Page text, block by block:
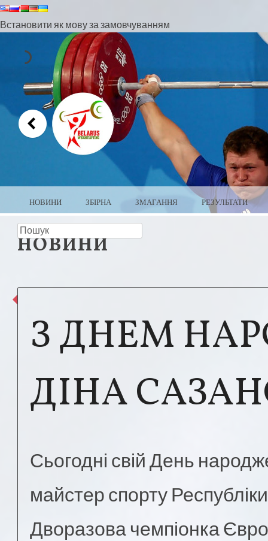
Встановити як мову за замовчуванням
ВАЖКА
МЕНЮ
ПЕРЕЙТИ ДО ВМІСТУ
НОВИНИ ЗБІРНА ЗМАГАННЯ РЕЗУЛЬТАТИ
пошук
НОВИНИ
З ДНЕМ
ДІНА
Сьогодні свій День
майстер спорту
Дворазова чемпіонка